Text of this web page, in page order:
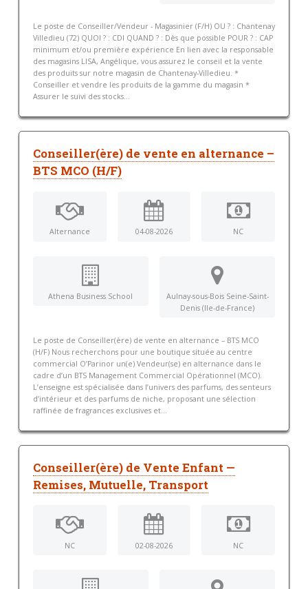
Le poste de Conseiller/Vendeur - Magasinier (F/H) OU ? : Chantenay
Villedieu (72) QUOI ? : CDI QUAND ? : Dès que possible POUR ? : CAP
minimum et/ou première expérience En lien avec la responsable
des magasins LISA, Angélique, vous assurez le conseil et la vente
des produits sur notre magasin de Chantenay-Villedieu. *
Conseiller et vendre les produits de la gamme du magasin *
Assurer le suivi des stocks...
Conseiller(ère) de vente en alternance –
BTS MCO (H/F)
Alternance 04-08-2026 NC
Athena Business School
Aulnay-sous-Bois Seine-Saint-
Denis (Ile-de-France)
Le poste de Conseiller(ère) de vente en alternance – BTS MCO
(H/F) Nous recherchons pour une boutique située au centre
commercial O’Parinor un(e) Vendeur(se) en alternance dans le
cadre d’un BTS Management Commercial Opérationnel (MCO).
L’enseigne est spécialisée dans l’univers des parfums, des senteurs
d’intérieur et des parfums de niche, proposant une sélection
raffinée de fragrances exclusives et...
Conseiller(ère) de Vente Enfant —
Remises, Mutuelle, Transport
NC 02-08-2026 NC